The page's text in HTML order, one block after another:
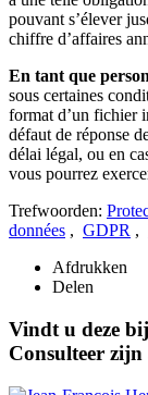
pouvant s’élever
chiffre d’affaires
En tant que
sous certaines
format d’un fichier
défaut de réponse
délai légal, ou en
vous pourrez
Trefwoorden:
données , GDPR ,
Afdrukken
Delen
Vindt u deze
Consulteer zijn